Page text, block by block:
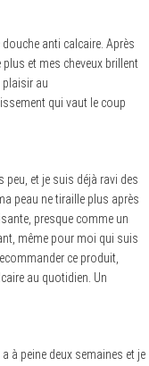
anti calcaire. Après
et mes cheveux brillent
plaisir au
qui vaut le coup
peu, et je suis déjà ravi des
peau ne tiraille plus après
presque comme un
même pour moi qui suis
ce produit,
au quotidien. Un
à peine deux semaines et je